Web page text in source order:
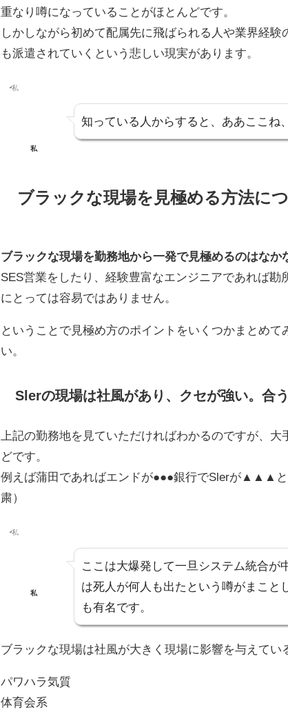
重なり噂になっている ことがほとんどです。
しかしながら初めて配属先に飛ばられる人や業界経験
も派遣されていくという悲しい現実があります。
私
知っている人からすると、ああここね
ブラックな現場を見極める方法に
ブラックな現場を勤務地から一発で見極めるのはなか
SES営業をしたり、経験豊富なエンジニアであれば
にとっては容易ではありません。
ということで見極め方のポイントをいくつかまとめて
い。
Slerの現場は社風があり、クセが強い。合
上記の勤務地を見ていただければわかるのですが、大
どです。
例えば蒲田であればエンドが●●●銀行でSlerが▲▲▲と
粛）
私
ここは大爆発して一旦システム統合
は死人が何人も出たという噂がまこと
も有名です。
ブラックな現場は社風が大きく現場に影響を与えてい
パワハラ気質
体育会系